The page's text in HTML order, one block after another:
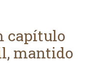
capítulo
mantido